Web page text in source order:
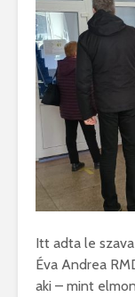
Itt adta le
Éva Andrea
aki – mint